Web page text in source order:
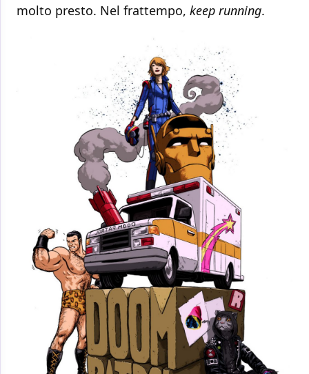
molto presto. Nel frattempo, keep running.